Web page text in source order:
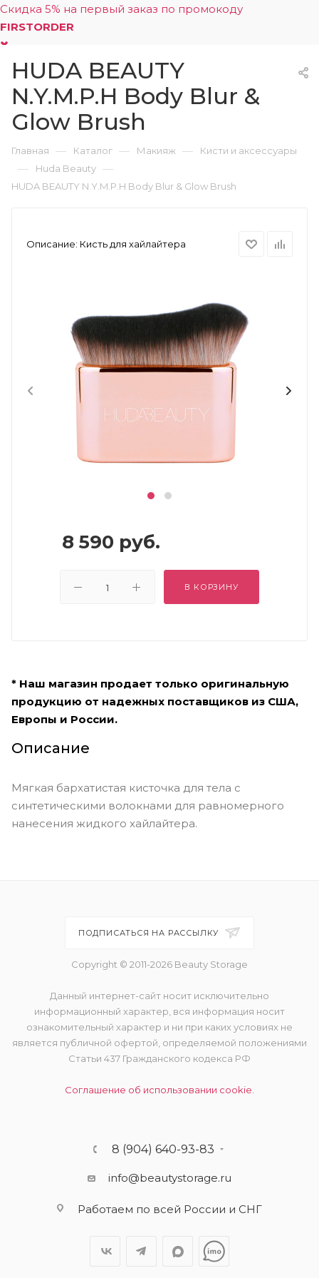
Скидка 5% на первый заказ по промокоду
FIRSTORDER
0
HUDA BEAUTY
N.Y.M.P.H Body Blur &
Glow Brush
Главная — Каталог — Макияж — Кисти и аксессуары
— Huda Beauty —
HUDA BEAUTY N.Y.M.P.H Body Blur & Glow Brush
Описание: Кисть для хайлайтера
8 590 руб.
В КОРЗИНУ
* Наш магазин продает только оригинальную
продукцию от надежных поставщиков из США,
Европы и России.
Описание
Мягкая бархатистая кисточка для тела с
синтетическими волокнами для равномерного
нанесения жидкого хайлайтера.
ПОДПИСАТЬСЯ НА РАССЫЛКУ
Copyright © 2011-2026 Beauty Storage
Данный интернет-сайт носит исключительно
информационный характер, вся информация носит
ознакомительный характер и ни при каких условиях не
является публичной офертой, определяемой положениями
Статьи 437 Гражданского кодекса РФ
Соглашение об использовании cookie.
8 (904) 640-93-83
info@beautystorage.ru
Работаем по всей России и СНГ